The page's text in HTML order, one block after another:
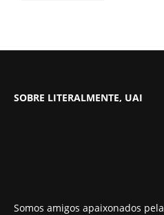
SOBRE LITERALMENTE, UAI
Somos amigos apaixonados